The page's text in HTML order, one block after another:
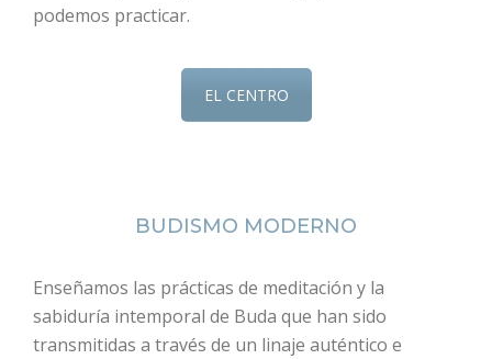
podemos practicar.
EL CENTRO
BUDISMO MODERNO
Enseñamos las prácticas de meditación y la
sabiduría intemporal de Buda que han sido
transmitidas a través de un linaje auténtico e